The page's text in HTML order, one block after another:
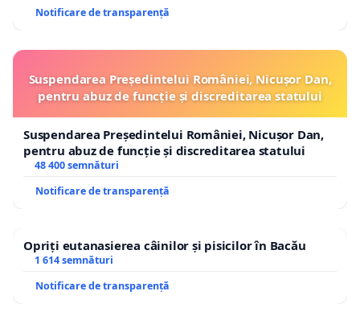
Notificare de transparență
Suspendarea Președintelui României, Nicușor Dan,
pentru abuz de funcție și discreditarea statului
Suspendarea Președintelui României, Nicușor Dan,
pentru abuz de funcție și discreditarea statului
48 400 semnături
Notificare de transparență
Opriți eutanasierea câinilor și pisicilor în Bacău
1 614 semnături
Notificare de transparență